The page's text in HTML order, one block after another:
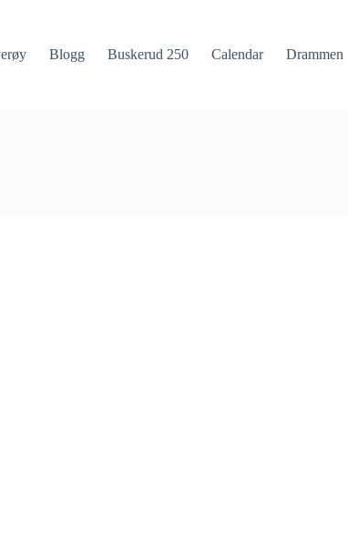
Blogg Buskerud 250 Calendar Drammen